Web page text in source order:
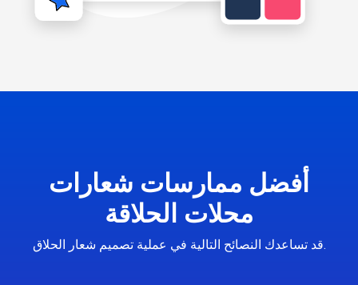
أفضل ممارسات شعارات
محلات الحلاقة
قد تساعدك النصائح التالية في عملية تصميم شعار الحلاق.